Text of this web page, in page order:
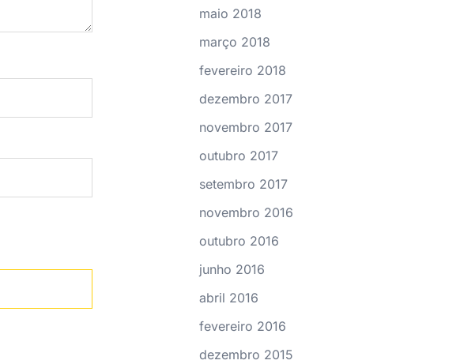
maio 2018
março 2018
fevereiro 2018
dezembro 2017
novembro 2017
outubro 2017
setembro 2017
novembro 2016
outubro 2016
junho 2016
abril 2016
fevereiro 2016
dezembro 2015